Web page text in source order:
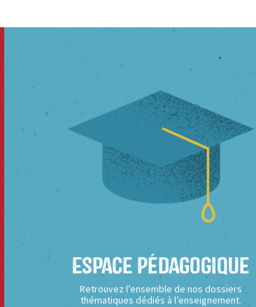
Espace Pédagogique
Retrouvez l’ensemble de nos dossiers
thématiques dédiés à l’enseignement.